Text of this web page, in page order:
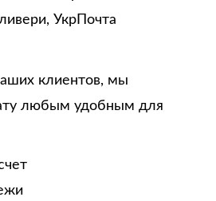
УкрПочта
клиентов, мы
любым удобным для